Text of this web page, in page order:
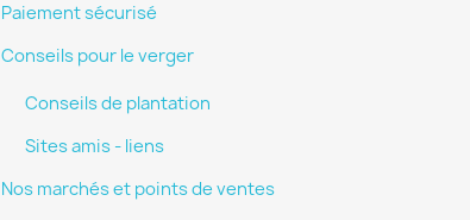
Paiement sécurisé
Conseils pour le verger
Conseils de plantation
Sites amis - liens
Nos marchés et points de ventes